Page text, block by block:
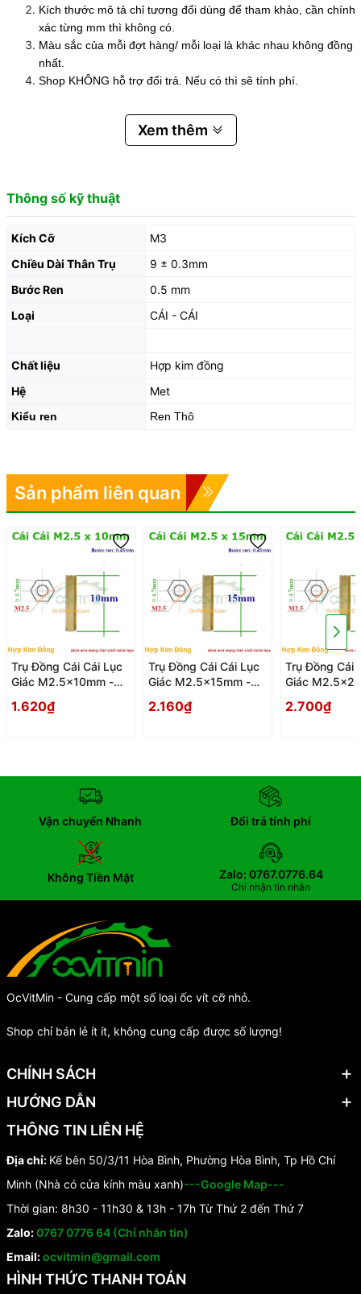
Kích thước mô tả chỉ tương đối dùng để tham khảo, cần chính
xác từng mm thì không có.
Màu sắc của mỗi đợt hàng/ mỗi loại là khác nhau không đồng
nhất.
Shop KHÔNG hỗ trợ đổi trả. Nếu có thì sẽ tính phí.
Xem thêm
Thông số kỹ thuật
Kích Cỡ
M3
Chiều Dài Thân Trụ
9 ± 0.3mm
Bước Ren
0.5 mm
Loại
CÁI - CÁI
Chất liệu
Hợp kim đồng
Hệ
Met
Kiểu ren Ren Thô
Sản phẩm liên quan
Trụ Đồng Cái Cái Lục
Giác M2.5x10mm -
Giac
1.620₫
Trụ Đồng Cái Cái Lục
Giác M2.5x15mm -
Giac
2.160₫
Trụ Đồng Cái
Giác
Giac
2.700₫
Vận chuyển Nhanh Đổi trả tính phí
Không Tiền Mặt Zalo: 0767.0776.64
Chỉ nhận tin nhắn
OcVitMin - Cung cấp một số loại ốc vít cỡ nhỏ.
Shop chỉ bán lẻ ít ít, không cung cấp được số lượng!
CHÍNH SÁCH
HƯỚNG DẪN
THÔNG TIN LIÊN HỆ
Địa chỉ: Kế bên 50/3/11 Hòa Bình, Phường Hòa Bình, Tp Hồ Chí
Minh (Nhà có cửa kính màu xanh)---Google Map---
Thời gian: 8h30 - 11h30 & 13h - 17h Từ Thứ 2 đến Thứ 7
Zalo:0767 0776 64 (Chỉ nhắn tin)
Email:ocvitmin@gmail.com
HÌNH THỨC THANH TOÁN